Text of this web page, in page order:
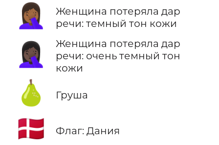
🤦🏾‍♀️
Женщина потеряла дар
речи: темный тон кожи
🤦🏿‍♀️
Женщина потеряла дар
речи: очень темный тон
кожи
🍐 Груша
🇩🇰 Флаг: Дания